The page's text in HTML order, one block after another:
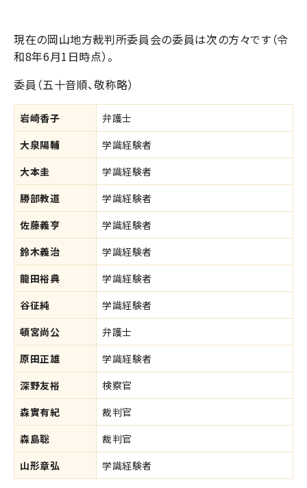
現在の岡山地方裁判所委員会の委員は次の方々です（令
和8年6月1日時点）。
委員（五十音順、敬称略）
岩崎香子
弁護士
大泉陽輔
学識経験者
大本圭
学識経験者
勝部教道
学識経験者
佐藤義亨
学識経験者
鈴木義治
学識経験者
龍田裕典
学識経験者
谷征純
学識経験者
頓宮尚公
弁護士
原田正雄
学識経験者
深野友裕
検察官
森實有紀
裁判官
森島聡
裁判官
山形章弘
学識経験者